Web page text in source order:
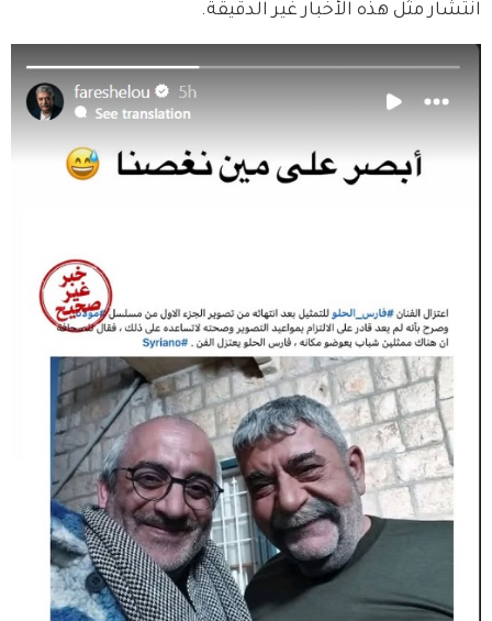
انتشار مثل هذه الأخبار غير الدقيقة.